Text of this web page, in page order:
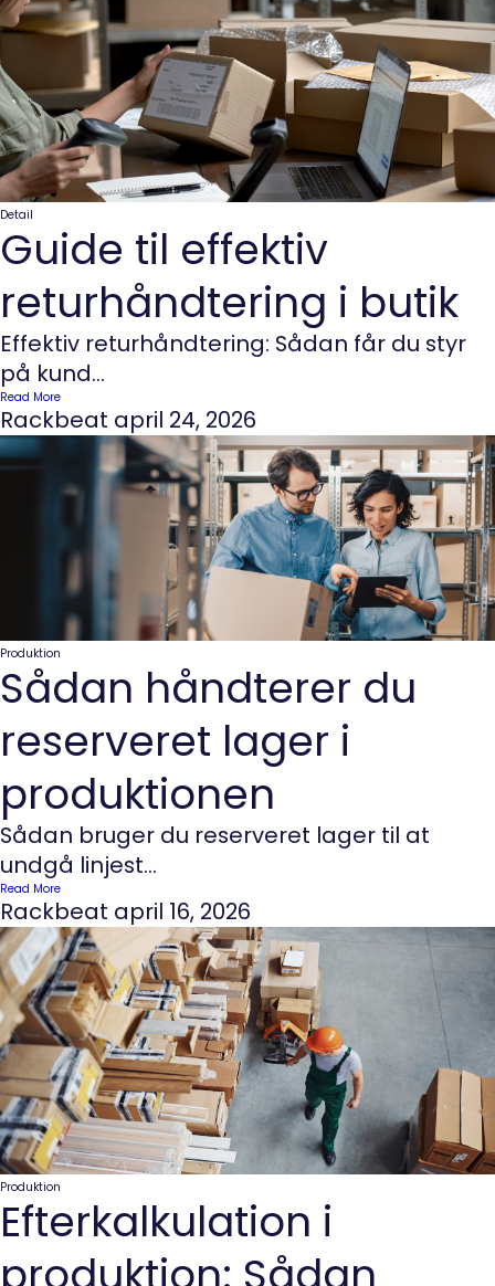
Detail
Guide til effektiv
returhåndtering i butik
Effektiv returhåndtering: Sådan får du styr
på kund...
Read More
Rackbeat april 24, 2026
Produktion
Sådan håndterer du
reserveret lager i
produktionen
Sådan bruger du reserveret lager til at
undgå linjest...
Read More
Rackbeat april 16, 2026
Produktion
Efterkalkulation i